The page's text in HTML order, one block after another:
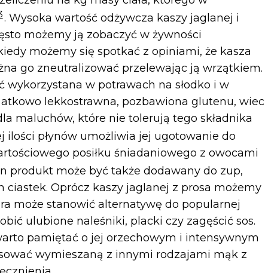
. Wysoka wartość odżywcza kaszy jaglanej i
możemy ją zobaczyć w żywności
możemy się spotkać z opiniami, że kasza
go zneutralizować przelewając ją wrzątkiem.
wykorzystana w potrawach na słodko i w
lekkostrawna, pozbawiona glutenu, wiec
maluchów, które nie tolerują tego składnika
ilości płynów umożliwia jej ugotowanie do
posiłku śniadaniowego z owocami
produkt może być także dodawany do zup,
Oprócz kaszy jaglanej z prosa możemy
może stanowić alternatywę do popularnej
ulubione naleśniki, placki czy zagęścić sos.
pamiętać o jej orzechowym i intensywnym
wymieszaną z innymi rodzajami mąk z